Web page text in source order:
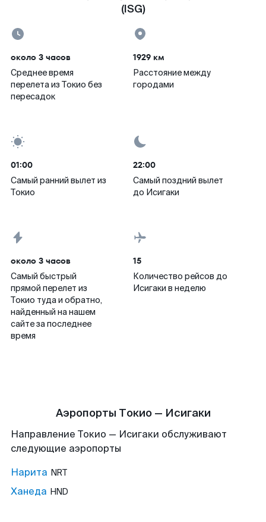
(ISG)
около 3 часов
Среднее время
перелета из Токио без
пересадок
1929 км
Расстояние между
городами
01:00
Самый ранний вылет из
Токио
22:00
Самый поздний вылет
до Исигаки
около 3 часов
Самый быстрый
прямой перелет из
Токио туда и обратно,
найденный на нашем
сайте за последнее
время
15
Количество рейсов до
Исигаки в неделю
Аэропорты Токио — Исигаки
Направление Токио — Исигаки обслуживают
следующие аэропорты
Нарита NRT
Ханеда HND